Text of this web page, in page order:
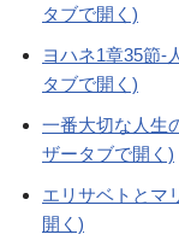
タブで開く)
ヨハネ1章35節-
タブで開く)
一番大切な人生
ザータブで開く)
エリサベトとマ
開く)